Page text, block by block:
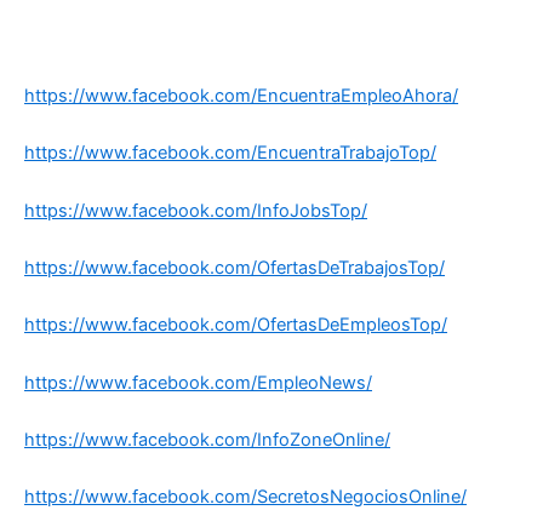
https://www.facebook.com/EncuentraEmpleoAhora/
https://www.facebook.com/EncuentraTrabajoTop/
https://www.facebook.com/InfoJobsTop/
https://www.facebook.com/OfertasDeTrabajosTop/
https://www.facebook.com/OfertasDeEmpleosTop/
https://www.facebook.com/EmpleoNews/
https://www.facebook.com/InfoZoneOnline/
https://www.facebook.com/SecretosNegociosOnline/